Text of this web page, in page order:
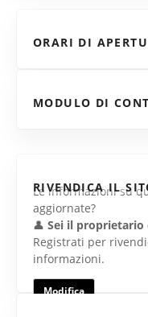
ORARI DI
MODULO DI
RIVENDICA IL
Le informazioni su
aggiornate?
👤 Sei il proprietario
Registrati per
informazioni.
Modifica